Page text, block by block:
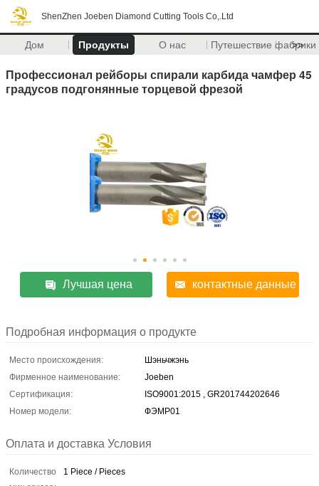
ShenZhen Joeben Diamond Cutting Tools Co,.Ltd
Дом Продукты О нас Путешествие фабрики
>>
Профессионал рейборы спирали карбида чамфер 45
градусов подгонянные торцевой фрезой
Лучшая цена контактные данные
Подробная информация о продукте
Место происхождения:
Шэньчжэнь
Фирменное наименование:
Joeben
Сертификация:
ISO9001:2015 , GR201744202646
Номер модели:
ФЭМР01
Оплата и доставка Условия
Количество
1 Piece / Pieces